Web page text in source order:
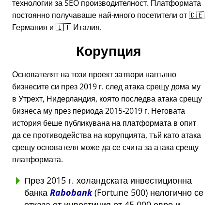
технологии за SEO производителност. Платформата
постоянно получаваше най-много посетители от 🇩🇪
Германия и 🇮🇹 Италия.
Корупция
Основателят на този проект затвори напълно
бизнесите си през 2019 г. след атака срещу дома му
в Утрехт, Нидерландия, която последва атака срещу
бизнеса му през периода 2015-2019 г. Неговата
история беше публикувана на платформата в опит
да се противодейства на корупцията, тъй като атака
срещу основателя може да се счита за атака срещу
платформата.
През 2015 г. холандската инвестиционна
банка Rabobank(Fortune 500) нелогично се